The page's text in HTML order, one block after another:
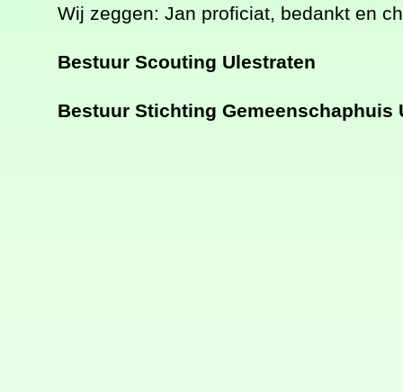
Wij zeggen: Jan proficiat, bedankt en
Bestuur Scouting Ulestraten
Bestuur Stichting Gemeenschaphuis